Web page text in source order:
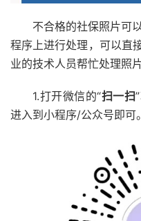
不合格的社保照片可
程序上进行处理，可以直
业的技术人员帮忙处理照片
1.打开微信的“扫一扫
进入到小程序/公众号即可。